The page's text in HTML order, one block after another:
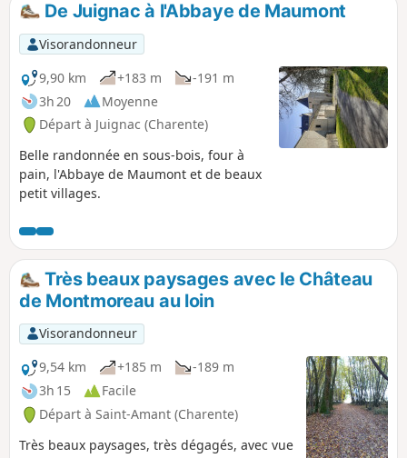
p
De Juignac à l'Abbaye de Maumont
Visorandonneur
9,90 km
+183 m
-191 m
3h 20
Moyenne
Départ à Juignac (Charente)
Belle randonnée en sous-bois, four à
pain, l'Abbaye de Maumont et de beaux
petit villages.
Très beaux paysages avec le Château
de Montmoreau au loin
Visorandonneur
9,54 km
+185 m
-189 m
3h 15
Facile
Départ à Saint-Amant (Charente)
Très beaux paysages, très dégagés, avec vue